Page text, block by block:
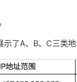
示了A、B、C三类